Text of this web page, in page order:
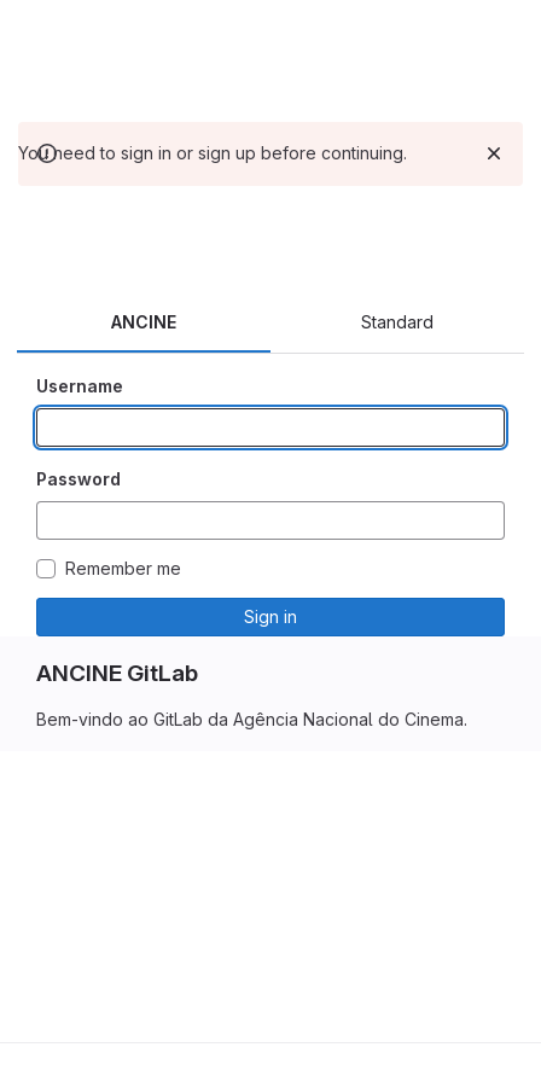
You need to sign in or sign up before continuing.
ANCINE GitLab
Bem-vindo ao GitLab da Agência Nacional do Cinema.
ANCINE Standard
Username
Password
Remember me
Sign in